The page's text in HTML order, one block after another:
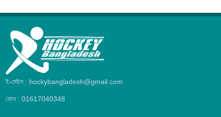
ই-মেইল : hockybangladesh@gmail.com
ফোন : 01617040348